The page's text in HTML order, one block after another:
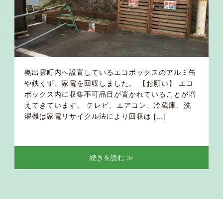
奥出雲町内へ設置しているエコボックスのアルミ缶
や鉄くず、家電を回収しました。 【お願い】 エコ
ボックス内に収集不可品目が置かれていることが増
えてきています。 テレビ、エアコン、冷蔵庫、洗
濯機は家電リサイクル法により回収は […]
続きを読む ≫